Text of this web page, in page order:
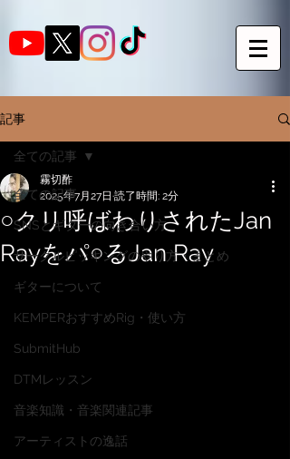
記事
全ての記事
SNSとギターの向き合い方
サークルピッキングのやり方・まとめ
ギターについて
KEMPERおすすめRig・使い方
SubmitHub
DTMレッスン
音楽知識・音楽関連記事
アーティストの逸話
全ての記事
○クリ呼ばわりされたJan
Rayをパ○るJan Ray
霧切酢
2025年7月27日 読了時間: 2分